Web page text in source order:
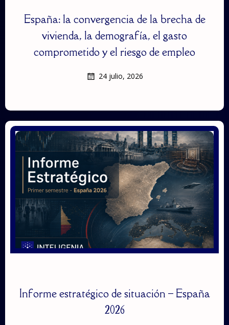
España: la convergencia de la brecha de
vivienda, la demografía, el gasto
comprometido y el riesgo de empleo
24 julio, 2026
Informe estratégico de situación – España
2026